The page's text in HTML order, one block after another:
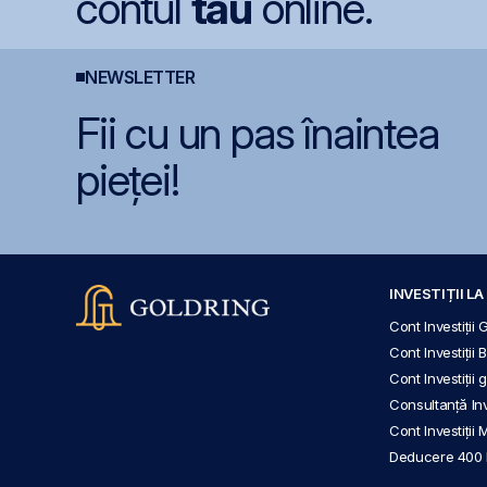
NEWSLETTER
Fii cu un pas înaintea
pieței!
INVESTIȚII LA
Cont Investiții
Cont Investiții
Cont Investiții
Consultanță
Cont Investiții
Deducere 400